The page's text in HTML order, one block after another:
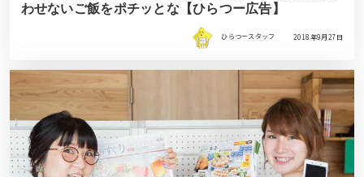
わせないご飯をポチッとな【ひらつー広告】
ひらつースタッフ 2018年9月27日